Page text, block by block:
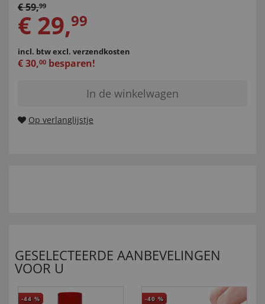
€59,99
€ 29,99
incl. btwexcl. verzendkosten
€30,00 besparen!
In de winkelwagen
Op verlanglijstje
GESELECTEERDE AANBEVELINGEN
VOOR U
-44 % -40 %